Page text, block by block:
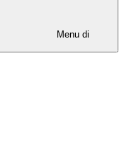
Menu di